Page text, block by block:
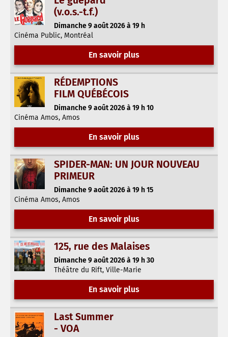
(v.o.s.-t.f.)
Dimanche 9 août 2026 à 19 h
Cinéma Public, Montréal
En savoir plus
RÉDEMPTIONS
FILM QUÉBÉCOIS
Dimanche 9 août 2026 à 19 h 10
Cinéma Amos, Amos
En savoir plus
SPIDER-MAN: UN JOUR NOUVEAU
PRIMEUR
Dimanche 9 août 2026 à 19 h 15
Cinéma Amos, Amos
En savoir plus
125, rue des Malaises
Dimanche 9 août 2026 à 19 h 30
Théâtre du Rift, Ville-Marie
En savoir plus
Last Summer
- VOA